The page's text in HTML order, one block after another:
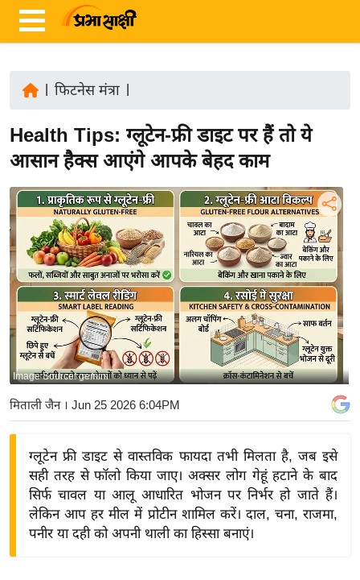
ज़ा
ख
र
ष्ट्री
य
अं
त
र्रा
ष्ट्री
य
बि
ज़
द्यो
फिटनेस मंत्रा
Health Tips: ग्लूटेन-फ्री डाइट पर हैं तो ये
आसान हैक्स आएंगे आपके बेहद काम
Image Source: gemini
मिताली जैन। Jun 25 2026 6:04PM
ग्लूटेन फ्री डाइट से वास्तविक फायदा तभी मिलता है, जब इसे
सही तरह से फॉलो किया जाए। अक्सर लोग गेहूं हटाने के बाद
सिर्फ चावल या आलू आधारित भोजन पर निर्भर हो जाते हैं।
लेकिन आप हर मील में प्रोटीन शामिल करें। दाल, चना, राजमा,
पनीर या दही को अपनी थाली का हिस्सा बनाएं।